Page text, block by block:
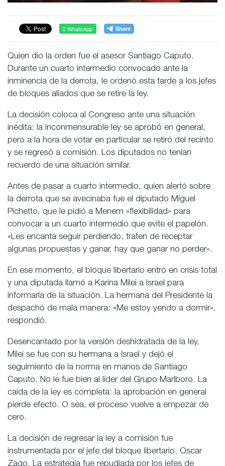
WhatsApp
Quien dio la orden fue el asesor Santiago Caputo.
Durante un cuarto intermedio convocado ante la
inminencia de la derrota, le ordenó esta tarde a los jefes
de bloques aliados que se retire la ley.
La decisión coloca al Congreso ante una situación
inédita: la inconmensurable ley se aprobó en general,
pero a la hora de votar en particular se retiró del recinto
y se regresó a comisión. Los diputados no tenían
recuerdo de una situación similar.
Antes de pasar a cuarto intermedio, quien alertó sobre
la derrota que se avecinaba fue el diputado Miguel
Pichetto, que le pidió a Menem «flexibilidad» para
convocar a un cuarto intermedio que evite el papelón.
«Les encanta seguir perdiendo, traten de receptar
algunas propuestas y ganar, hay que ganar no perder».
En ese momento, el bloque libertario entró en crisis total
y una diputada llamó a Karina Milei a Israel para
informarla de la situación. La hermana del Presidente la
despachó de mala manera: «Me estoy yendo a dormir»,
respondió.
Desencantado por la versión deshidratada de la ley,
Milei se fue con su hermana a Israel y dejó el
seguimiento de la norma en manos de Santiago
Caputo. No le fue bien al líder del Grupo Marlboro. La
caída de la ley es completa: la aprobación en general
pierde efecto. O sea, el proceso vuelve a empezar de
cero.
La decisión de regresar la ley a comisión fue
instrumentada por el jefe del bloque libertario, Oscar
Zago. La estrategia fue repudiada por los jefes de